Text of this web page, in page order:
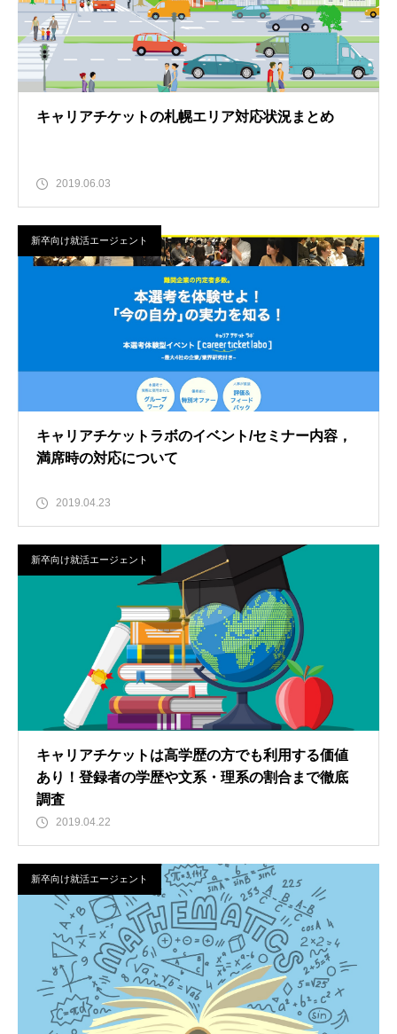
キャリアチケットの札幌エリア対応状況まとめ
2019.06.03
新卒向け就活エージェント
キャリアチケットラボのイベント/セミナー内容，
満席時の対応について
2019.04.23
新卒向け就活エージェント
キャリアチケットは高学歴の方でも利用する価値
あり！登録者の学歴や文系・理系の割合まで徹底
調査
2019.04.22
新卒向け就活エージェント